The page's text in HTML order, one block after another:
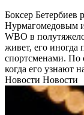
Боксер Бетербиев
Нурмагомедовым
WBO в
живет, его иногда
спортсменами. По
когда его узнают
Новости Новости